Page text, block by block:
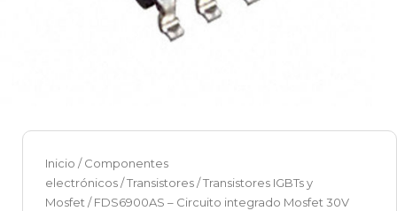
Inicio /Componentes
electrónicos/Transistores/Transistores IGBTs y
Mosfet/ FDS6900AS – Circuito integrado Mosfet 30V